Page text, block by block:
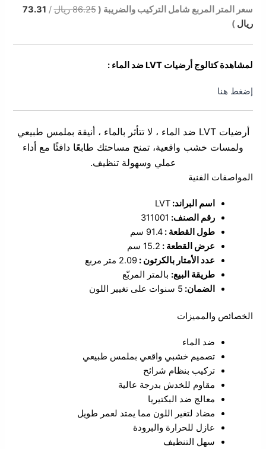
سعر المتر المربع شامل التركيب والضريبة (86.25 ريال /
73.31
ريال )
لمشاهدة كتالوج أرضيات LVT ضد الماء :
إضغط هنا
أرضيات LVT ضد الماء ، لا تتأثر بالماء ، أنيقة بملمس طبيعي
ولمسات خشب واقعية، تمنح مساحتك طابعًا دافئًا مع أداء
عملي وسهولة تنظيف.
المواصفات الفنية
اسم البراند:LVT
رقم الصنف: 311001
طول القطعة :91.4 سم
عرض القطعة : 15.2 سم
عدد الأمتار بالكرتون :2.09 متر مربع
طريقة البيع: بالمتر المربّع
الضمان: 5 سنوات على تغيير اللون
الخصائص والمميزات
ضد الماء
تصميم خشبي واقعي بملمس طبيعي
تركيب بنظام شرائح
مقاوم للخدش بدرجة عالية
معالج ضد البكتيريا
مضاد لتغير اللون مما يمتد لعمر طويل
عازل للحرارة والبرودة
سهل التنظيف